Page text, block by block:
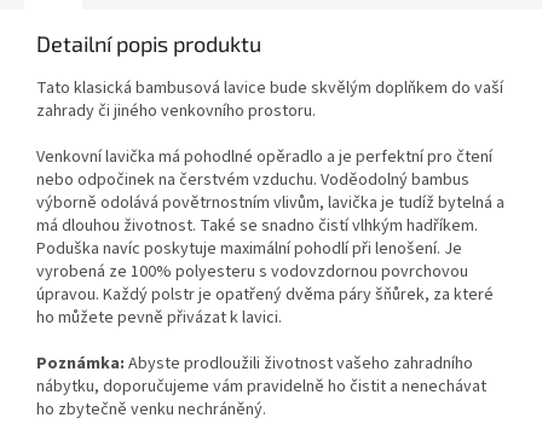
Detailní popis produktu
Tato klasická bambusová lavice bude skvělým doplňkem do vaší
zahrady či jiného venkovního prostoru.
Venkovní lavička má pohodlné opěradlo a je perfektní pro čtení
nebo odpočinek na čerstvém vzduchu. Voděodolný bambus
výborně odolává povětrnostním vlivům, lavička je tudíž bytelná a
má dlouhou životnost. Také se snadno čistí vlhkým hadříkem.
Poduška navíc poskytuje maximální pohodlí při lenošení. Je
vyrobená ze 100% polyesteru s vodovzdornou povrchovou
úpravou. Každý polstr je opatřený dvěma páry šňůrek, za které
ho můžete pevně přivázat k lavici.
Poznámka: Abyste prodloužili životnost vašeho zahradního
nábytku, doporučujeme vám pravidelně ho čistit a nenechávat
ho zbytečně venku nechráněný.